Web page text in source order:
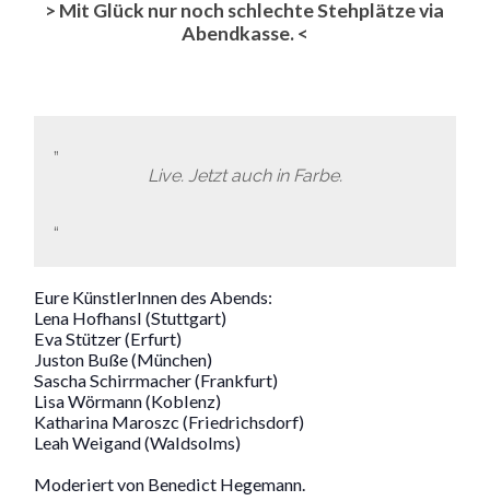
> Mit Glück nur noch schlechte Stehplätze via
Abendkasse. <
Live. Jetzt auch in Farbe.
Eure KünstlerInnen des Abends:
Lena Hofhansl (Stuttgart)
Eva Stützer (Erfurt)
Juston Buße (München)
Sascha Schirrmacher (Frankfurt)
Lisa Wörmann (Koblenz)
Katharina Maroszc (Friedrichsdorf)
Leah Weigand (Waldsolms)
Moderiert von Benedict Hegemann.